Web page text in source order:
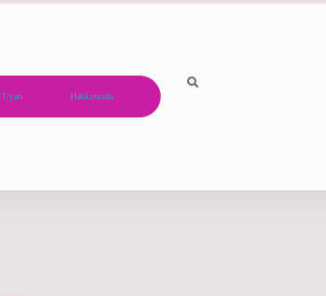
Uyarı Hakkımızda